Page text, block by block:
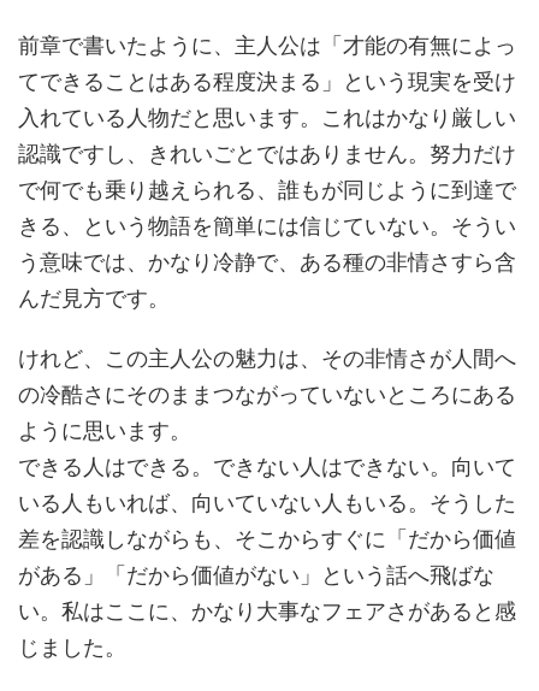
前章で書いたように、主人公は「才能の有無によっ
てできることはある程度決まる」という現実を受け
入れている人物だと思います。これはかなり厳しい
認識ですし、きれいごとではありません。努力だけ
で何でも乗り越えられる、誰もが同じように到達で
きる、という物語を簡単には信じていない。そうい
う意味では、かなり冷静で、ある種の非情さすら含
んだ見方です。
けれど、この主人公の魅力は、その非情さが人間へ
の冷酷さにそのままつながっていないところにある
ように思います。
できる人はできる。できない人はできない。向いて
いる人もいれば、向いていない人もいる。そうした
差を認識しながらも、そこからすぐに「だから価値
がある」「だから価値がない」という話へ飛ばな
い。私はここに、かなり大事なフェアさがあると感
じました。